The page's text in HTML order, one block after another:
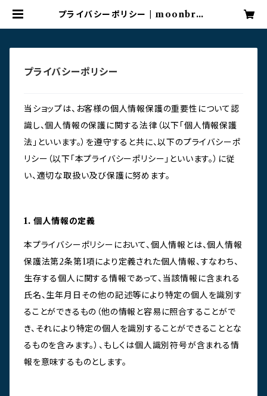
プライバシーポリシー | moonbree
プライバシーポリシー
当ショップは、お客様の個人情報保護の重要性について認
識し、個人情報の保護に関する法律（以下「個人情報保護
法」といいます。）を遵守すると共に、以下のプライバシーポ
リシー（以下「本プライバシーポリシー」といいます。）に従
い、適切な取扱い及び保護に努めます。
1. 個人情報の定義
本プライバシーポリシーにおいて、個人情報とは、個人情報
保護法第2条第1項により定義された個人情報、すなわち、
生存する個人に関する情報であって、当該情報に含まれる
氏名、生年月日その他の記述等により特定の個人を識別す
ることができるもの（他の情報と容易に照合することがで
き、それにより特定の個人を識別することができることとな
るものを含みます。）、もしくは個人識別符号が含まれる情
報を意味するものとします。